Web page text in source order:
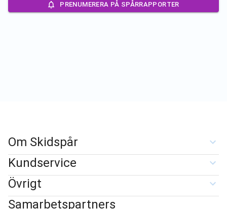
PRENUMERERA PÅ SPÅRRAPPORTER
Om Skidspår
Kundservice
Övrigt
Samarbetspartners